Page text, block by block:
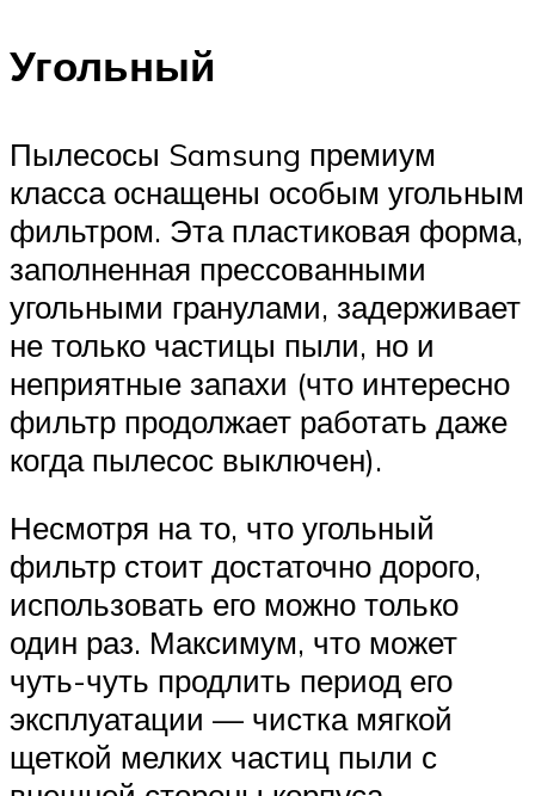
Угольный
Пылесосы Samsung премиум
класса оснащены особым угольным
фильтром. Эта пластиковая форма,
заполненная прессованными
угольными гранулами, задерживает
не только частицы пыли, но и
неприятные запахи (что интересно
фильтр продолжает работать даже
когда пылесос выключен).
Несмотря на то, что угольный
фильтр стоит достаточно дорого,
использовать его можно только
один раз. Максимум, что может
чуть-чуть продлить период его
эксплуатации — чистка мягкой
щеткой мелких частиц пыли с